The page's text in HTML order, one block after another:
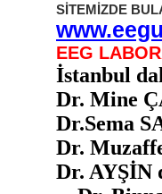
SİTEMİZDE
EEG
İstanbul
Dr. Mine
Dr.Sema
Dr.
Dr. AYŞİN